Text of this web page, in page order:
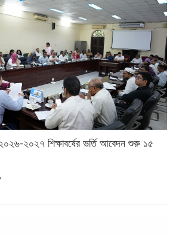
২০২৭ শিক্ষাবর্ষের ভর্তি আবেদন শুরু ১৫